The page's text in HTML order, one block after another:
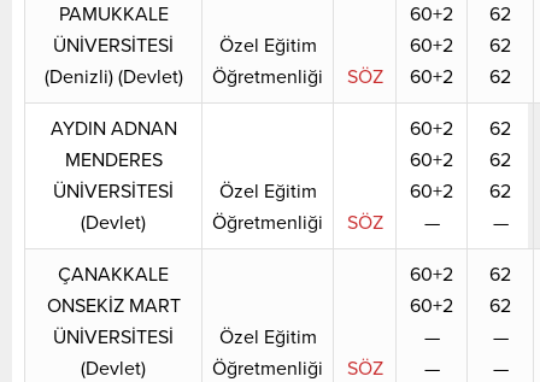
PAMUKKALE
ÜNİVERSİTESİ
(Denizli) (Devlet)
Özel Eğitim
Öğretmenliği
SÖZ
60+2
60+2
60+2
62
62
62
AYDIN ADNAN
MENDERES
ÜNİVERSİTESİ
(Devlet)
Özel Eğitim
Öğretmenliği
SÖZ
60+2
60+2
60+2
—
62
62
62
—
ÇANAKKALE
ONSEKİZ MART
ÜNİVERSİTESİ
(Devlet)
Özel Eğitim
Öğretmenliği
SÖZ
60+2
60+2
—
—
62
62
—
—